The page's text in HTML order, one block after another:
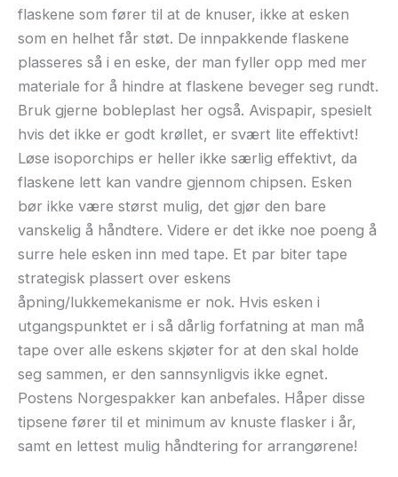
flaskene som fører til at de knuser, ikke at esken
som en helhet får støt. De innpakkende flaskene
plasseres så i en eske, der man fyller opp med mer
materiale for å hindre at flaskene beveger seg rundt.
Bruk gjerne bobleplast her også. Avispapir, spesielt
hvis det ikke er godt krøllet, er svært lite effektivt!
Løse isoporchips er heller ikke særlig effektivt, da
flaskene lett kan vandre gjennom chipsen. Esken
bør ikke være størst mulig, det gjør den bare
vanskelig å håndtere. Videre er det ikke noe poeng å
surre hele esken inn med tape. Et par biter tape
strategisk plassert over eskens
åpning/lukkemekanisme er nok. Hvis esken i
utgangspunktet er i så dårlig forfatning at man må
tape over alle eskens skjøter for at den skal holde
seg sammen, er den sannsynligvis ikke egnet.
Postens Norgespakker kan anbefales. Håper disse
tipsene fører til et minimum av knuste flasker i år,
samt en lettest mulig håndtering for arrangørene!